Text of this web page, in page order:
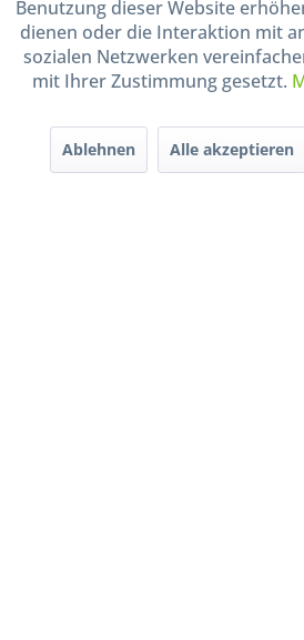
Informationen
Handel mit BIO-Weinen
durch DE-ÖKO-009
Benutzung dieser Website
dienen oder die Interaktion mit
sozialen Netzwerken
mit Ihrer Zustimmung gesetzt.
Ablehnen Alle akzeptieren